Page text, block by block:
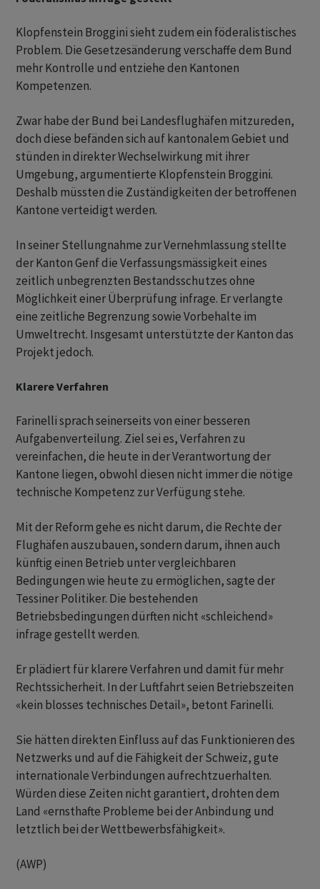
Klopfenstein Broggini sieht zudem ein föderalistisches
Problem. Die Gesetzesänderung verschaffe dem Bund
mehr Kontrolle und entziehe den Kantonen
Kompetenzen.
Zwar habe der Bund bei Landesflughäfen mitzureden,
doch diese befänden sich auf kantonalem Gebiet und
stünden in direkter Wechselwirkung mit ihrer
Umgebung, argumentierte Klopfenstein Broggini.
Deshalb müssten die Zuständigkeiten der betroffenen
Kantone verteidigt werden.
In seiner Stellungnahme zur Vernehmlassung stellte
der Kanton Genf die Verfassungsmässigkeit eines
zeitlich unbegrenzten Bestandsschutzes ohne
Möglichkeit einer Überprüfung infrage. Er verlangte
eine zeitliche Begrenzung sowie Vorbehalte im
Umweltrecht. Insgesamt unterstützte der Kanton das
Projekt jedoch.
Klarere Verfahren
Farinelli sprach seinerseits von einer besseren
Aufgabenverteilung. Ziel sei es, Verfahren zu
vereinfachen, die heute in der Verantwortung der
Kantone liegen, obwohl diesen nicht immer die nötige
technische Kompetenz zur Verfügung stehe.
Mit der Reform gehe es nicht darum, die Rechte der
Flughäfen auszubauen, sondern darum, ihnen auch
künftig einen Betrieb unter vergleichbaren
Bedingungen wie heute zu ermöglichen, sagte der
Tessiner Politiker. Die bestehenden
Betriebsbedingungen dürften nicht «schleichend»
infrage gestellt werden.
Er plädiert für klarere Verfahren und damit für mehr
Rechtssicherheit. In der Luftfahrt seien Betriebszeiten
«kein blosses technisches Detail», betont Farinelli.
Sie hätten direkten Einfluss auf das Funktionieren des
Netzwerks und auf die Fähigkeit der Schweiz, gute
internationale Verbindungen aufrechtzuerhalten.
Würden diese Zeiten nicht garantiert, drohten dem
Land «ernsthafte Probleme bei der Anbindung und
letztlich bei der Wettbewerbsfähigkeit».
(AWP)